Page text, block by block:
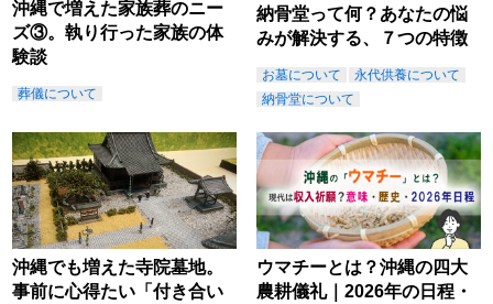
沖縄で増えた家族葬のニー
ズ③。執り行った家族の体
験談
葬儀について
納骨堂って何？あなたの悩
みが解決する、７つの特徴
お墓について
永代供養について
納骨堂について
沖縄でも増えた寺院墓地。
事前に心得たい「付き合い
ウマチーとは？沖縄の四大
農耕儀礼｜2026年の日程・